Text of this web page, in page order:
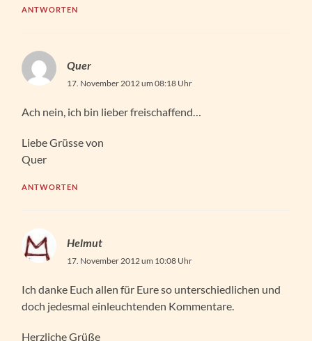
ANTWORTEN
Quer
17. November 2012 um 08:18 Uhr
Ach nein, ich bin lieber freischaffend…
Liebe Grüsse von
Quer
ANTWORTEN
Helmut
17. November 2012 um 10:08 Uhr
Ich danke Euch allen für Eure so unterschiedlichen und
doch jedesmal einleuchtenden Kommentare.
Herzliche Grüße